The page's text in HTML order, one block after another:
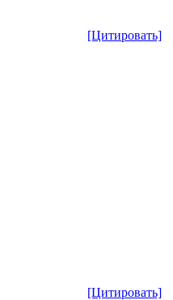
[Цитировать]
[Цитировать]